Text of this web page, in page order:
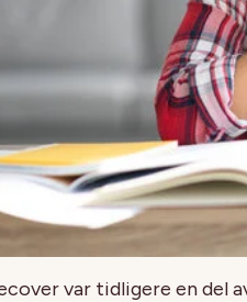
var tidligere en del